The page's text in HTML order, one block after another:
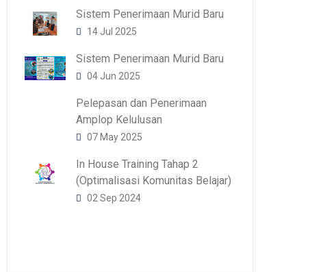
Sistem Penerimaan Murid Baru
14 Jul 2025
Sistem Penerimaan Murid Baru
04 Jun 2025
Pelepasan dan Penerimaan
Amplop Kelulusan
07 May 2025
In House Training Tahap 2
(Optimalisasi Komunitas Belajar)
02 Sep 2024